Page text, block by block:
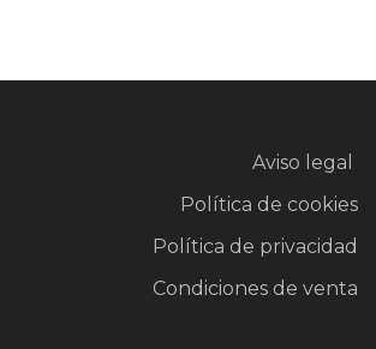
Aviso legal
Política de cookies
Política de privacidad
Condiciones de venta